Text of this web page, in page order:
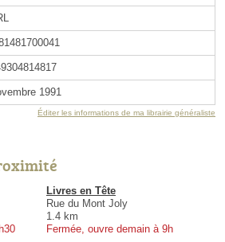
1991
Éditer les informations de ma librairie généraliste
Livres en Tête
Rue du Mont Joly
1.4 km
Fermée, ouvre demain à 9h